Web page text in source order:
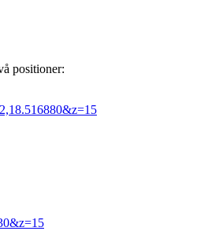
positioner: